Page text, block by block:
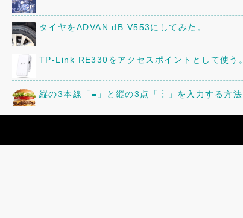
タイヤをADVAN dB V553にしてみた。
TP-Link RE330をアクセスポイントとして使う。
縦の3本線「≡」と縦の3点「︙」を入力する方法
京阪80型82号車の車内に、16年前に作ったレ